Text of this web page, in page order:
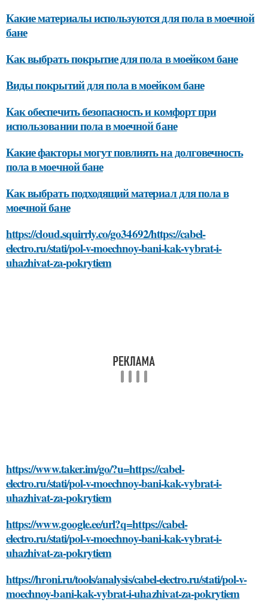
Какие материалы используются для пола в моечной
бане
Как выбрать покрытие для пола в моейком бане
Виды покрытий для пола в моейком бане
Как обеспечить безопасность и комфорт при
использовании пола в моечной бане
Какие факторы могут повлиять на долговечность
пола в моечной бане
Как выбрать подходящий материал для пола в
моечной бане
https://cloud.squirrly.co/go34692/https://cabel-
electro.ru/stati/pol-v-moechnoy-bani-kak-vybrat-i-
uhazhivat-za-pokrytiem
https://www.taker.im/go/?u=https://cabel-
electro.ru/stati/pol-v-moechnoy-bani-kak-vybrat-i-
uhazhivat-za-pokrytiem
https://www.google.ee/url?q=https://cabel-
electro.ru/stati/pol-v-moechnoy-bani-kak-vybrat-i-
uhazhivat-za-pokrytiem
https://hroni.ru/tools/analysis/cabel-electro.ru/stati/pol-v-
moechnoy-bani-kak-vybrat-i-uhazhivat-za-pokrytiem